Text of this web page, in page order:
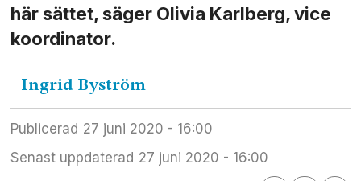
här sättet, säger Olivia Karlberg, vice
koordinator.
Ingrid Byström
Publicerad
27 juni 2020 - 16:00
Senast uppdaterad
27 juni 2020 - 16:00